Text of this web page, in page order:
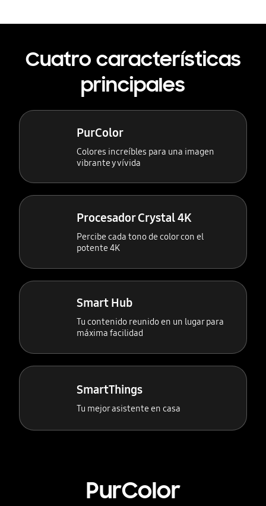
Cuatro características
principales
PurColor
Colores increíbles para una imagen
vibrante y vívida
Procesador Crystal 4K
Percibe cada tono de color con el
potente 4K
Smart Hub
Tu contenido reunido en un lugar para
máxima facilidad
SmartThings
Tu mejor asistente en casa
PurColor